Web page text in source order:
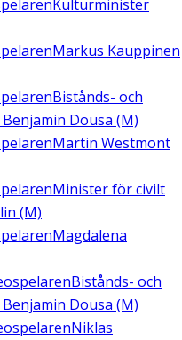
Kulturminister
Markus Kauppinen
Bistånds- och
Dousa (M)
Martin Westmont
Minister för civilt
(M)
Magdalena
Bistånds- och
Dousa (M)
Niklas